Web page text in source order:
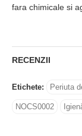
fara chimicale si
RECENZII
Etichete: Periuta
NOCS0002